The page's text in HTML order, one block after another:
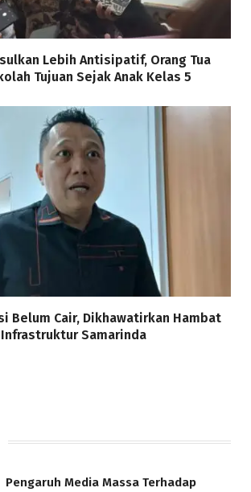
Lebih Antisipatif, Orang Tua
Tujuan Sejak Anak Kelas 5
Belum Cair, Dikhawatirkan Hambat
Samarinda
Pengaruh Media Massa Terhadap